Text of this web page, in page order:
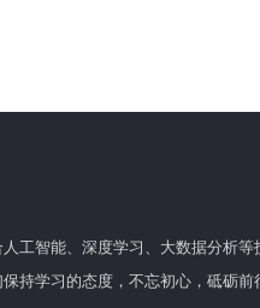
工智能、深度学习、大数据分析
持学习的态度，不忘初心，砥砺前